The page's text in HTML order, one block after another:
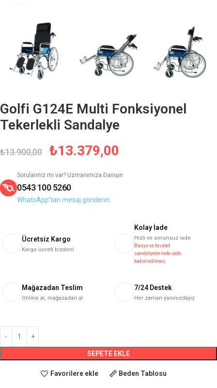
Golfi G124E Multi Fonksiyonel
Tekerlekli Sandalye
₺13.900,00 ₺13.379,00
Sorularınız mı var? Uzmanımıza Danışın
0543 100 5260
WhatsApp'tan mesaj gönderin.
Ücretsiz Kargo
Kargo ücreti bizden!
Kolay İade
Hızlı ve sorunsuz iade
Banyo ve tuvalet
sandalyelerinde iade
kabul edilmez
Mağazadan Teslim
Online al, mağazadan al
7/24 Destek
Her zaman yanınızdayız
SEPETE EKLE
Favorilere ekle Beden Tablosu